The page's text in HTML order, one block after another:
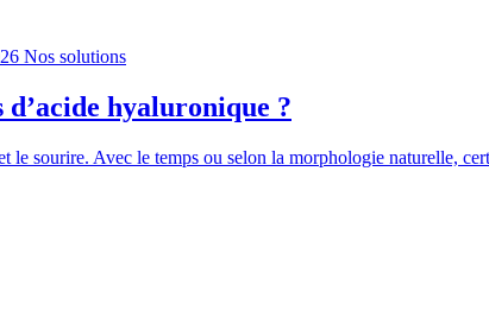
Nos solutions
d’acide hyaluronique ?
sourire. Avec le temps ou selon la morphologie naturelle,